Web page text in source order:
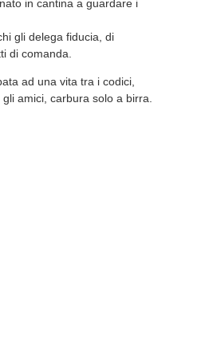
in cantina a guardare i
gli delega fiducia, di
di comanda.
ad una vita tra i codici,
amici, carbura solo a birra.